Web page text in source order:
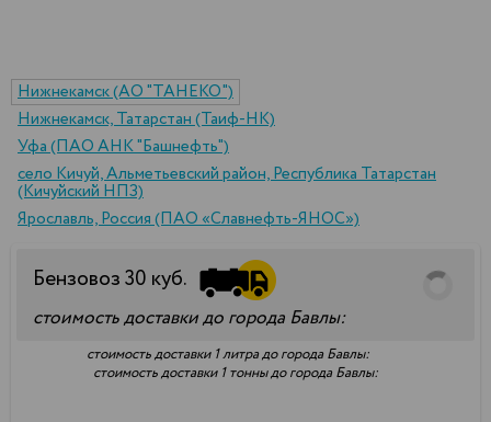
Нижнекамск (АО "ТАНЕКО")
Нижнекамск, Татарстан (Таиф-НК)
Уфа (ПАО АНК "Башнефть")
село Кичуй, Альметьевский район, Республика Татарстан
(Кичуйский НПЗ)
Ярославль, Россия (ПАО «Славнефть-ЯНОС»)
Бензовоз30 куб.
стоимость доставки до города Бавлы:
стоимость доставки 1 литра до города Бавлы:
стоимость доставки 1 тонны до города Бавлы: